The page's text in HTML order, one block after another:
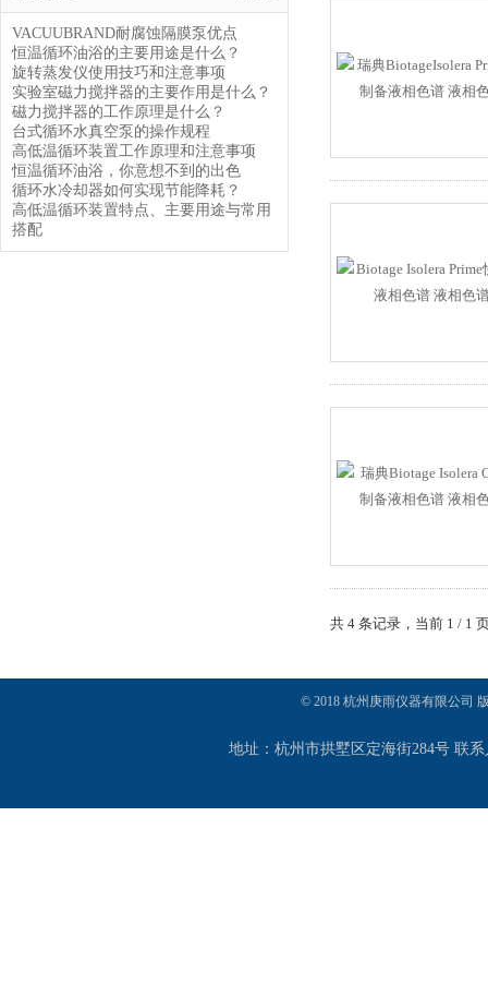
VACUUBRAND耐腐蚀隔膜泵优点
恒温循环油浴的主要用途是什么？
旋转蒸发仪使用技巧和注意事项
实验室磁力搅拌器的主要作用是什么？
磁力搅拌器的工作原理是什么？
台式循环水真空泵的操作规程
高低温循环装置工作原理和注意事项
恒温循环油浴，你意想不到的出色
循环水冷却器如何实现节能降耗？
高低温循环装置特点、主要用途与常用
搭配
共 4 条记录，当前 1 / 1
© 2018 杭州庚雨仪器有限公司
地址：杭州市拱墅区定海街284号 联